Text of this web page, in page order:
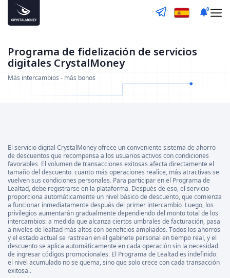
0
Programa de fidelización de servicios
digitales CrystalMoney
Más intercambios - más bonos
El servicio digital CrystalMoney ofrece un conveniente sistema de ahorro
de descuentos que recompensa a los usuarios activos con condiciones
favorables. El volumen de transacciones exitosas afecta directamente el
tamaño del descuento: cuanto más operaciones realice, más atractivas se
vuelven sus condiciones personales. Para participar en el Programa de
Lealtad, debe registrarse en la plataforma. Después de eso, el servicio
proporciona automáticamente un nivel básico de descuento, que comienza
a funcionar inmediatamente después del primer intercambio. Luego, los
privilegios aumentarán gradualmente dependiendo del monto total de los
intercambios: a medida que alcanza ciertos umbrales de facturación, pasa
a niveles de lealtad más altos con beneficios ampliados. Todos los ahorros
y el estado actual se rastrean en el gabinete personal en tiempo real, y el
descuento se aplica automáticamente en cada operación sin la necesidad
de ingresar códigos promocionales. El Programa de Lealtad es indefinido:
el nivel acumulado no se quema, sino que solo crece con cada transacción
exitosa..